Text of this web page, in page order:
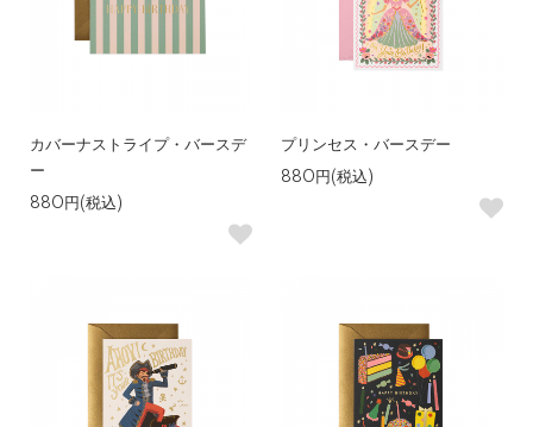
カバーナストライプ・バースデ
ー
880円(税込)
プリンセス・バースデー
880円(税込)